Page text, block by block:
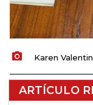
Karen
ARTÍCULO